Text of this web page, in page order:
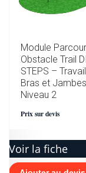
Module
Obstacle Trail
STEPS –
Bras et Jambes
Niveau 2
Prix sur devis
Voir la fiche